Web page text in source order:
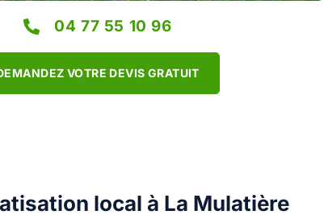
04 77 55 10 96
VOTRE DEVIS GRATUIT
local à La Mulatière